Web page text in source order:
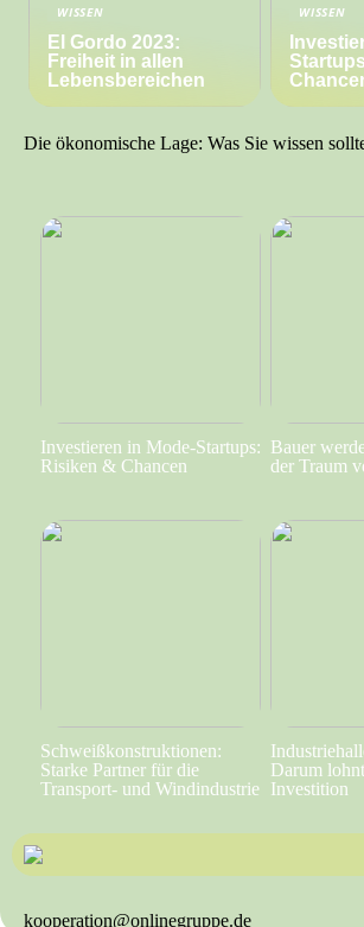
WISSEN
El Gordo 2023:
Freiheit in allen
Lebensbereichen
WISSEN
Die ökonomische Lage: Was Sie wissen
Investieren in Mode-Startups:
Risiken & Chancen
Bauer
der Traum
Schweißkonstruktionen:
Starke Partner für die
Transport- und Windindustrie
Darum
Investition
kooperation@onlinegruppe.de